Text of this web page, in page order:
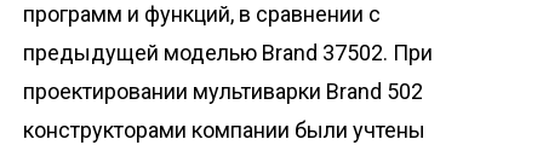
программ и функций, в сравнении с
предыдущей моделью Brand 37502. При
проектировании мультиварки Brand 502
конструкторами компании были учтены